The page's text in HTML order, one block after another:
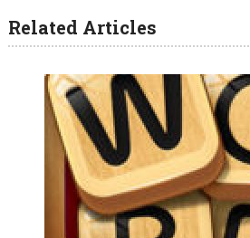
Related Articles